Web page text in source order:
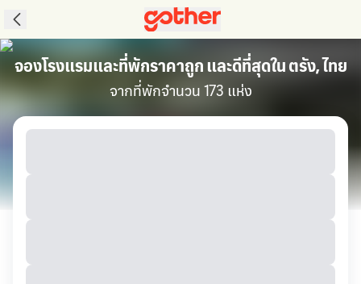
จองโรงแรมและที่พักราคาถูก และดีที่สุดใน ตรัง, ไทย
จากที่พักจำนวน 173 แห่ง